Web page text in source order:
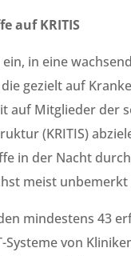
auf KRITIS
in eine
gezielt auf
auf Mitglieder der
(KRITIS)
in der Nacht
meist unbemerkt
mindestens 43
Systeme von